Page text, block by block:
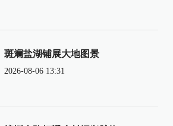
斑斓盐湖铺展大地图景
2026-08-06 13:31